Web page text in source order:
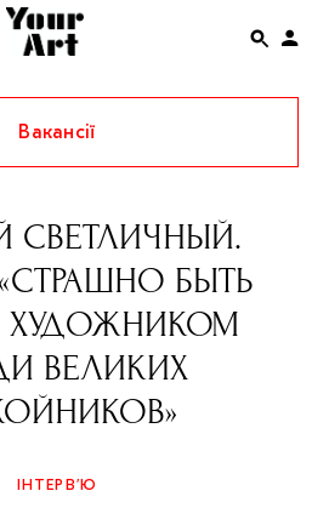
ENG
НОВИНИ
АФІША
ІНТЕРВ’Ю
СТАТТІ
КОЛОНКИ
2022
Вакансії
СВЕТЛИЧНЫЙ.
БЫТЬ
ВЕЛИКИХ
ІНТЕРВ’Ю